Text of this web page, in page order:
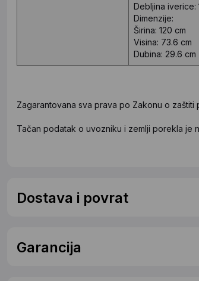
Debljina iverice:
Dimenzije:
Širina: 120 cm
Visina: 73.6 cm
Dubina: 29.6 cm
Zagarantovana sva prava po Zakonu o zaštiti
Tačan podatak o uvozniku i zemlji porekla je
Dostava i povrat
Garancija